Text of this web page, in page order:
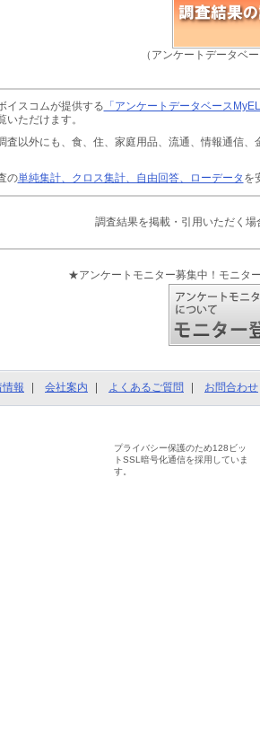
（アンケートデータベ
イスコムが提供する 「アンケートデータベース
いただけます。
査以外にも、食、住、家庭用品、流通、情報通信、
の単純集計、クロス集計、自由回答、ローデータ を
調査結果を掲載・引用いただく場
★アンケートモニター募集中！モニタ
情報 会社案内 よくあるご質問 お問合わせ
プライバシー保護のため128ビッ
トSSL暗号化通信を採用していま
す。